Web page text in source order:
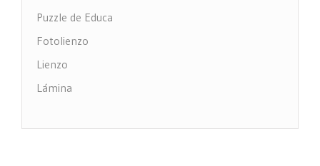
Puzzle de Educa
Fotolienzo
Lienzo
Lámina